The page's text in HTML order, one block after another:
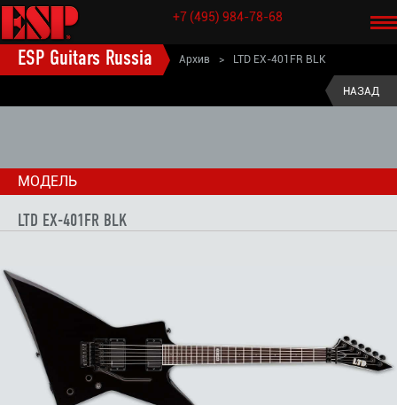
+7 (495) 984-78-68
ESP Guitars Russia Архив >
>
LTD EX-401FR BLK
НАЗАД
МОДЕЛЬ
LTD EX-401FR BLK